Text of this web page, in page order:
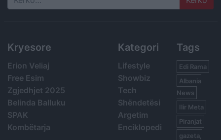
Search
Kryesore
Erion Veliaj
Free Esim
Zgjedhjet 2025
Belinda Balluku
SPAK
Kombëtarja
Kategori
Lifestyle
Showbiz
Tech
Shëndetësi
Argetim
Enciklopedi
Tags
Edi Rama
Albania
News
Ilir Meta
Piranjat
gazeta,